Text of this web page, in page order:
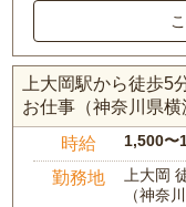
上大岡駅から徒歩5
お仕事（神奈川県横
時給 1,500〜
勤務地
上大岡
（神奈